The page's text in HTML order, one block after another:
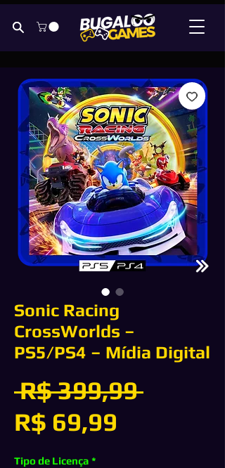
Sonic Racing
CrossWorlds –
PS5/PS4 – Mídia Digital
R$ 399,99 Preço
R$ 69,99
Tipo de Licença *